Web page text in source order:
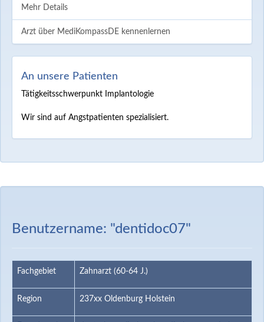
Mehr Details
Arzt über MediKompassDE kennenlernen
An unsere Patienten
Tätigkeitsschwerpunkt Implantologie
Wir sind auf Angstpatienten spezialisiert.
Benutzername: "dentidoc07"
Fachgebiet Zahnarzt (60-64 J.)
Region 237xx Oldenburg Holstein